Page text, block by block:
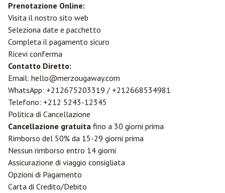
Prenotazione Online:
Visita il nostro sito web
Seleziona date e pacchetto
Completa il pagamento sicuro
Ricevi conferma
Contatto Diretto:
Email: hello@merzougaway.com
WhatsApp: +212675203319 / +212668534981
Telefono: +212 5243-12345
Politica di Cancellazione
Cancellazione gratuita fino a 30 giorni prima
Rimborso del 50% da 15-29 giorni prima
Nessun rimborso entro 14 giorni
Assicurazione di viaggio consigliata
Opzioni di Pagamento
Carta di Credito/Debito